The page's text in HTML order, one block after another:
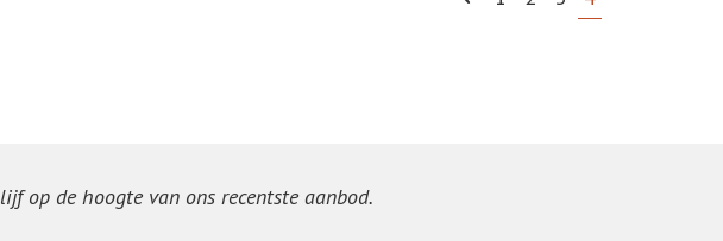
op de hoogte van ons recentste aanbod.